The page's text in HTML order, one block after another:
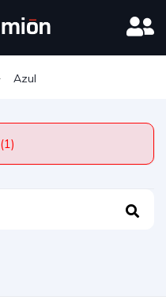
Azul
Filtros (1)